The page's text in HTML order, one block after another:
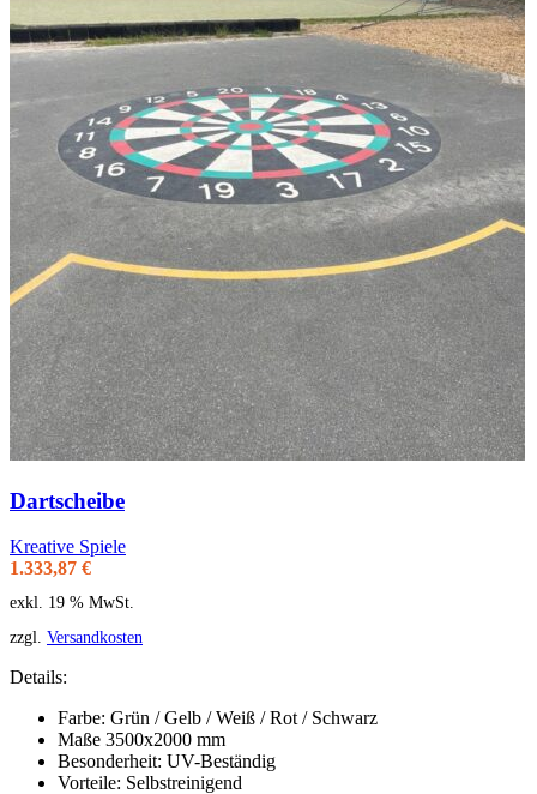
Dartscheibe
Kreative Spiele
1.333,87 €
exkl. 19 % MwSt.
zzgl. Versandkosten
Details:
Farbe: Grün / Gelb / Weiß / Rot / Schwarz
Maße 3500x2000 mm
Besonderheit: UV-Beständig
Vorteile: Selbstreinigend